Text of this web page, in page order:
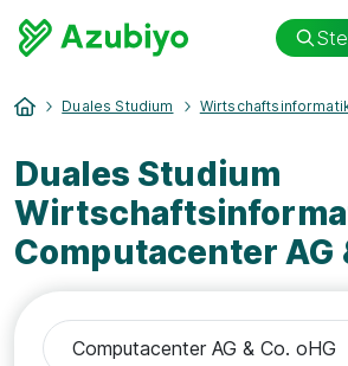
Duales Studium
Duales Studium
Computacenter AG